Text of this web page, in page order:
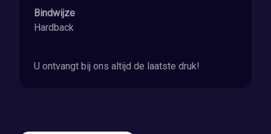
Bindwijze
Hardback
U ontvangt bij ons altijd de laatste druk!